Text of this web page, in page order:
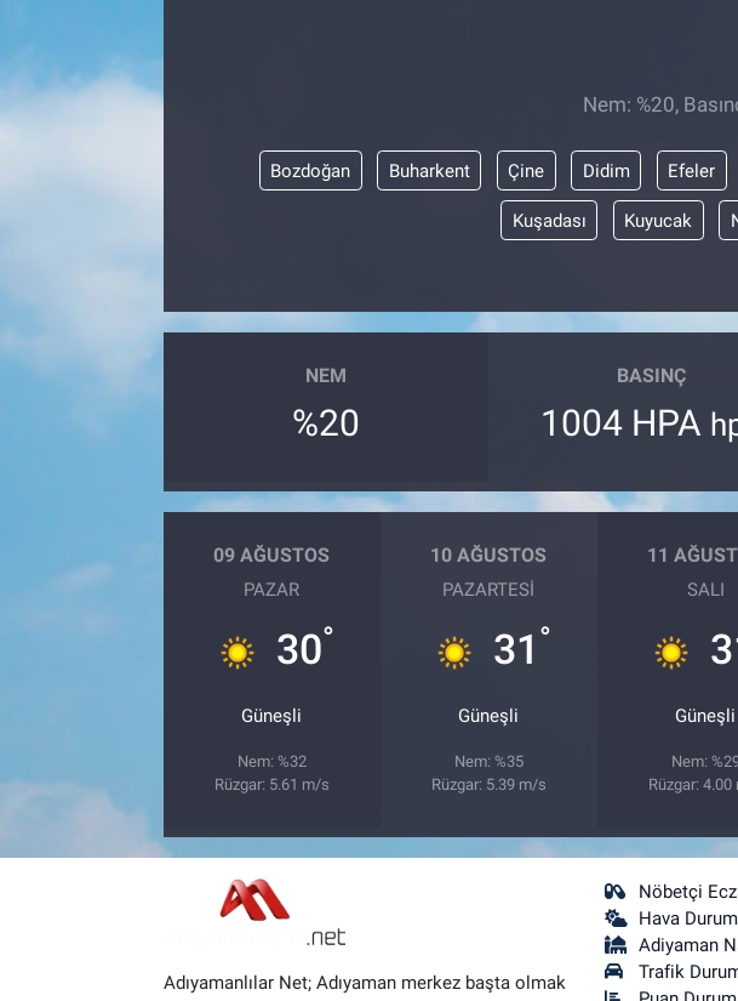
Nem: %20,
Bozdoğan Buharkent Çine Didim Efeler
Kuşadası Kuyucak
NEM
%20
BASINÇ
1004 HPA
09 AĞUSTOS
PAZAR
30°
Güneşli
Nem: %32
Rüzgar: 5.61 m/s
10 AĞUSTOS
PAZARTESI
31 °
Güneşli
Nem: %35
Rüzgar: 5.39 m/s
11
SALI
Güneşli
Nem:
Rüzgar: 4.00
Adıyamanlılar Net; Adıyaman merkez başta olmak
Nöbetçi
Hava
Adiyaman
Trafik
Kültür Sanat